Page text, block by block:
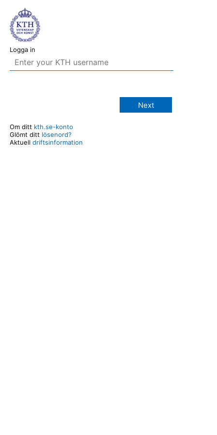
Logga in
Next
Om ditt kth.se-konto
Glömt ditt lösenord?
Aktuell driftsinformation